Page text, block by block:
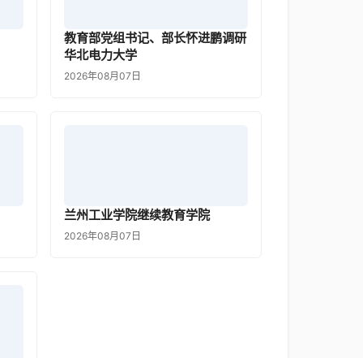
教育部党组书记、部长怀进鹏调研
华北电力大学
2026年08月07日
兰州工业学院继续教育学院
2026年08月07日